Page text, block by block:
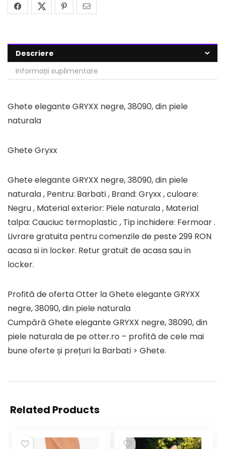
Descriere
Informații suplimentare
Ghete elegante GRYXX negre, 38090, din piele
naturala
Ghete Gryxx
Ghete elegante GRYXX negre, 38090, din piele
naturala , Pentru: Barbati , Brand: Gryxx , culoare:
Negru , Material exterior: Piele naturala , Material
talpa: Cauciuc termoplastic , Tip inchidere: Fermoar .
Livrare gratuita pentru comenzile de peste 299 RON
acasa si in locker. Retur gratuit de acasa sau in
locker.
Profită de oferta Otter la Ghete elegante GRYXX
negre, 38090, din piele naturala
Cumpără Ghete elegante GRYXX negre, 38090, din
piele naturala de pe otter.ro – profită de cele mai
bune oferte și prețuri la Barbati > Ghete.
Related Products